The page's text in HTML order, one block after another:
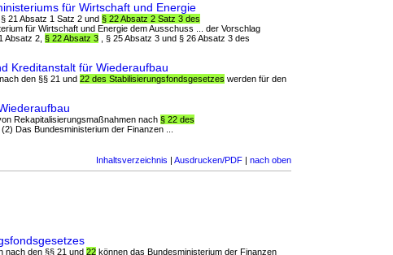
für Wirtschaft und Energie
21 Absatz 1 Satz 2 und § 22 Absatz 2 Satz 3 des
für Wirtschaft und Energie dem Ausschuss ... der Vorschlag
Absatz 2, § 22 Absatz 3 , § 25 Absatz 3 und § 26 Absatz 3 des
Kreditanstalt für Wiederaufbau
den §§ 21 und 22 des Stabilisierungsfondsgesetzes werden für den
Rekapitalisierungsmaßnahmen nach § 22 des
Das Bundesministerium der Finanzen ...
Inhaltsverzeichnis | Ausdrucken/PDF | nach oben
nach den §§ 21 und 22 können das Bundesministerium der Finanzen